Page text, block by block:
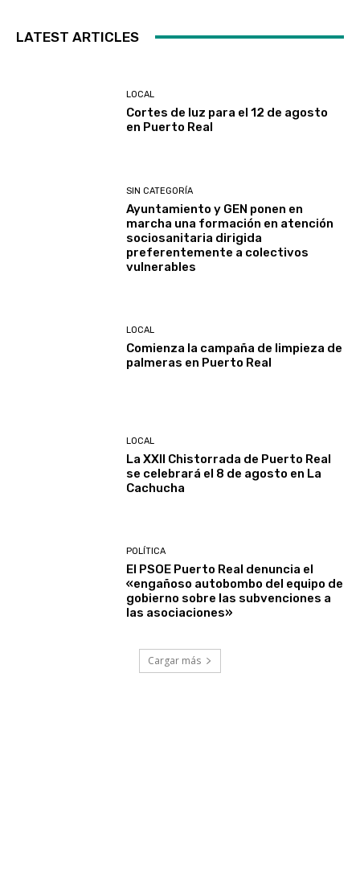
LATEST ARTICLES
LOCAL
Cortes de luz para el 12 de agosto
en Puerto Real
SIN CATEGORÍA
Ayuntamiento y GEN ponen en
marcha una formación en atención
sociosanitaria dirigida
preferentemente a colectivos
vulnerables
LOCAL
Comienza la campaña de limpieza de
palmeras en Puerto Real
LOCAL
La XXII Chistorrada de Puerto Real
se celebrará el 8 de agosto en La
Cachucha
POLÍTICA
El PSOE Puerto Real denuncia el
«engañoso autobombo del equipo de
gobierno sobre las subvenciones a
las asociaciones»
Cargar más